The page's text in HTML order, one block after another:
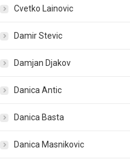
Cvetko Lainovic
Damir Stevic
Damjan Djakov
Danica Antic
Danica Basta
Danica Masnikovic